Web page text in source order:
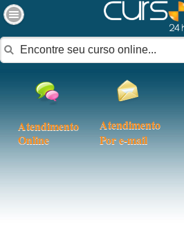
Atendimento
Online
Atendimento
Por e-mail